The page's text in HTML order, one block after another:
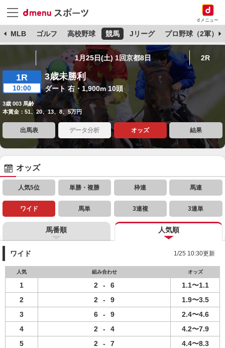
dメニュー
MLB ゴルフ 高校野球 競馬 Jリーグ プロ野球（2軍）
1月25日(土) 1回京都8日 2R
1R
10:00
3歳未勝利
ダート 右・1,900m 10頭
3歳 003 馬齢
本賞金：51、20、13、8、5万円
出馬表 データ分析 オッズ 結果
オッズ
人気5位 単勝・複勝 枠連 馬連
ワイド 馬単 3連複 3連単
馬番順 人気順
ワイド 1/25 10:30更新
人気 組み合わせ オッズ
1 2 - 6
1.1〜1.1
2
2 - 9
1.9〜3.5
3
6 - 9
2.4〜4.6
4
2 - 4
4.2〜7.9
5
2 - 7
4.4〜8.3